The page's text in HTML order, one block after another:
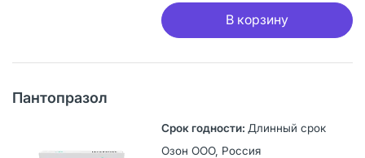
В корзину
Пантопразол
Длинный срок
Озон ООО, Россия